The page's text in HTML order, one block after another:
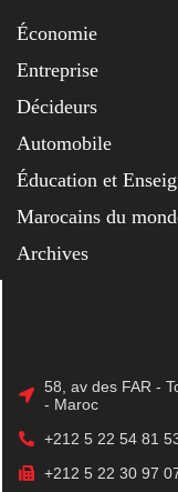
Économie
Entreprise
Décideurs
Automobile
Éducation et
Marocains du
Archives
58, av des FAR -
- Maroc
+212 5 22 54 81
+212 5 22 30 97